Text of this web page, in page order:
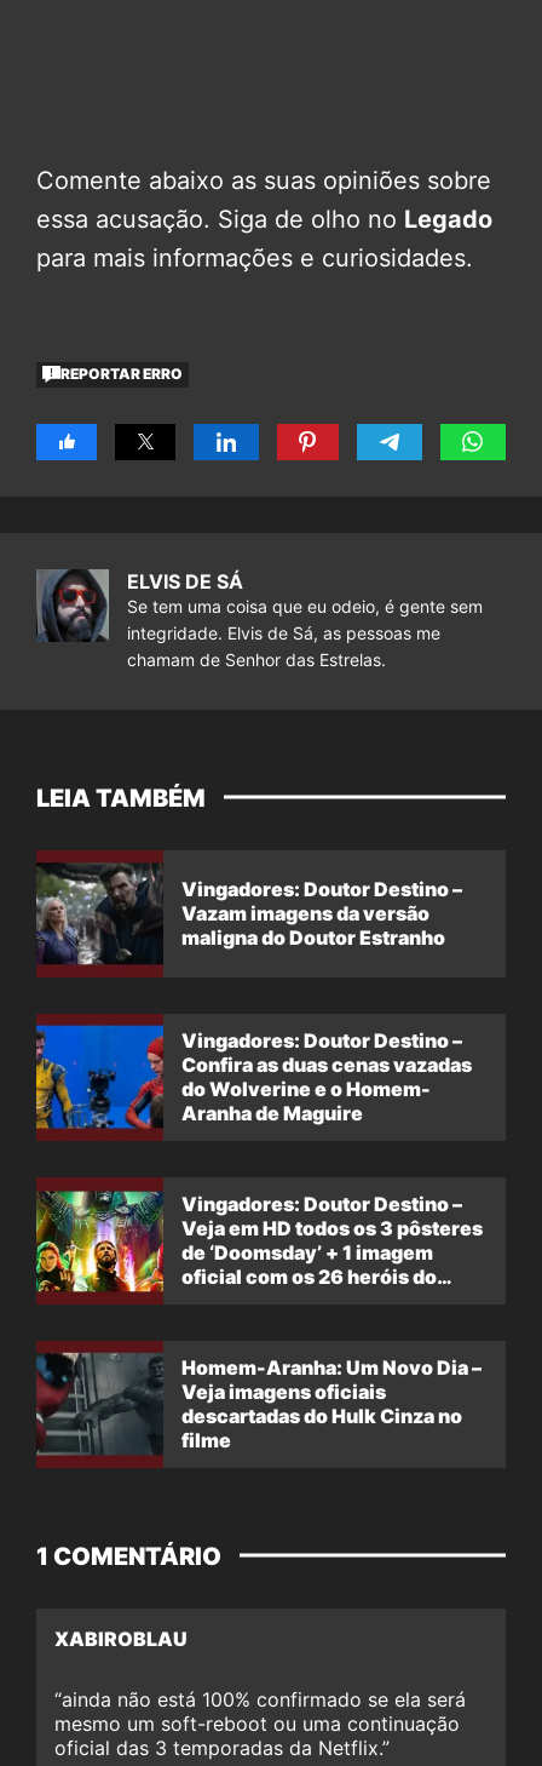
Comente abaixo as suas opiniões sobre
essa acusação. Siga de olho no Legado
para mais informações e curiosidades.
REPORTAR ERRO
ELVIS DE SÁ
Se tem uma coisa que eu odeio, é gente sem
integridade. Elvis de Sá, as pessoas me
chamam de Senhor das Estrelas.
LEIA TAMBÉM
Vingadores: Doutor Destino –
Vazam imagens da versão
maligna do Doutor Estranho
Vingadores: Doutor Destino –
Confira as duas cenas vazadas
do Wolverine e o Homem-
Aranha de Maguire
Vingadores: Doutor Destino –
Veja em HD todos os 3 pôsteres
de ‘Doomsday’ + 1 imagem
oficial com os 26 heróis do
Homem-Aranha: Um Novo Dia –
Veja imagens oficiais
descartadas do Hulk Cinza no
filme
1 COMENTÁRIO
XABIROBLAU
“ainda não está 100% confirmado se ela será
mesmo um soft-reboot ou uma continuação
oficial das 3 temporadas da Netflix.”